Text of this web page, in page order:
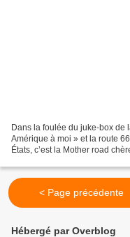
Dans la foulée du juke-box de
Amérique à moi » et la route
États, c’est la Mother road
< Page précédente
Hébergé par Overblog